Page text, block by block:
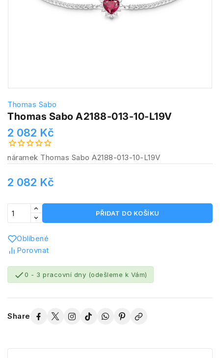
Thomas Sabo
Thomas Sabo A2188-013-10-L19V
2 082 Kč
náramek Thomas Sabo A2188-013-10-L19V
2 082 Kč
PŘIDAT DO KOŠÍKU
Oblíbené
Porovnat
0 - 3 pracovní dny (odešleme k Vám)
Share